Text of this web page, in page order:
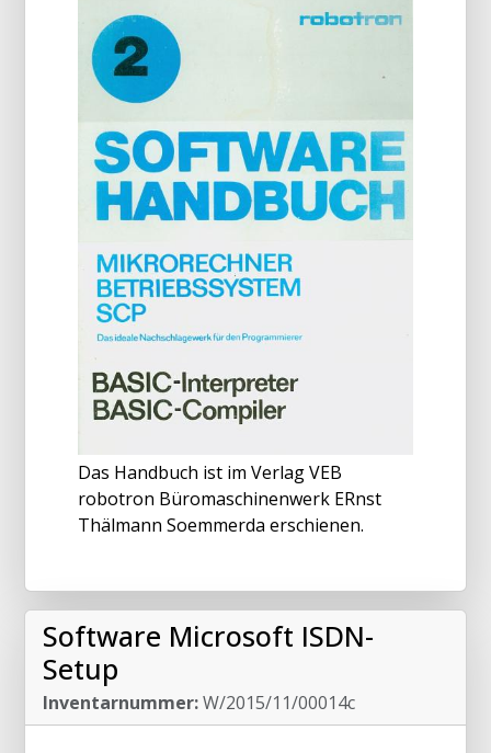
Das Handbuch ist im Verlag VEB
robotron Büromaschinenwerk ERnst
Thälmann Soemmerda erschienen.
Software Microsoft ISDN-
Setup
Inventarnummer:W/2015/11/00014c